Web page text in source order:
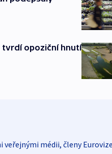
tvrdí opoziční hnutí
veřejnými médii, členy